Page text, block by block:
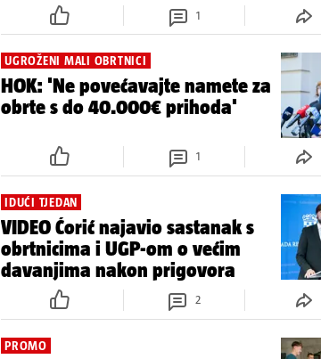
1
UGROŽENI MALI OBRTNICI
HOK: 'Ne povećavajte namete za
obrte s do 40.000€ prihoda'
1
IDUĆI TJEDAN
VIDEO Ćorić najavio sastanak s
obrtnicima i UGP-om o većim
davanjima nakon prigovora
2
PROMO